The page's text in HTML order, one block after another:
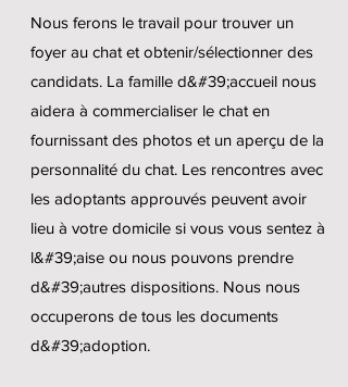
Nous ferons le travail pour trouver un
foyer au chat et obtenir/sélectionner des
candidats. La famille d&#39;accueil nous
aidera à commercialiser le chat en
fournissant des photos et un aperçu de la
personnalité du chat. Les rencontres avec
les adoptants approuvés peuvent avoir
lieu à votre domicile si vous vous sentez à
l&#39;aise ou nous pouvons prendre
d&#39;autres dispositions. Nous nous
occuperons de tous les documents
d&#39;adoption.